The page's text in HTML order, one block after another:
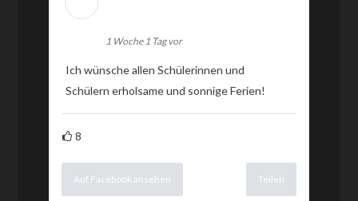
1 Woche 1 Tag vor
Ich wünsche allen Schülerinnen und
Schülern erholsame und sonnige Ferien!
8
Auf Facebook ansehen Teilen